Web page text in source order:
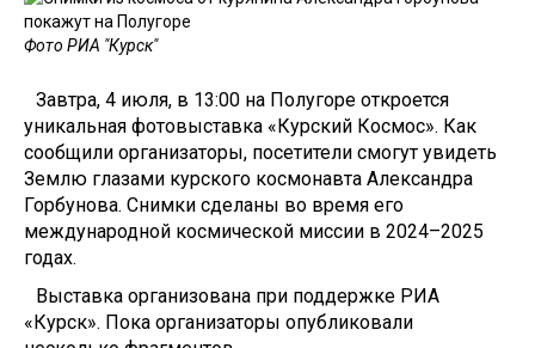
Фото РИА "Курск"
Завтра, 4 июля, в 13:00 на Полугоре откроется
уникальная фотовыставка «Курский Космос». Как
сообщили организаторы, посетители смогут увидеть
Землю глазами курского космонавта Александра
Горбунова. Снимки сделаны во время его
международной космической миссии в 2024–2025
годах.
Выставка организована при поддержке РИА
«Курск». Пока организаторы опубликовали